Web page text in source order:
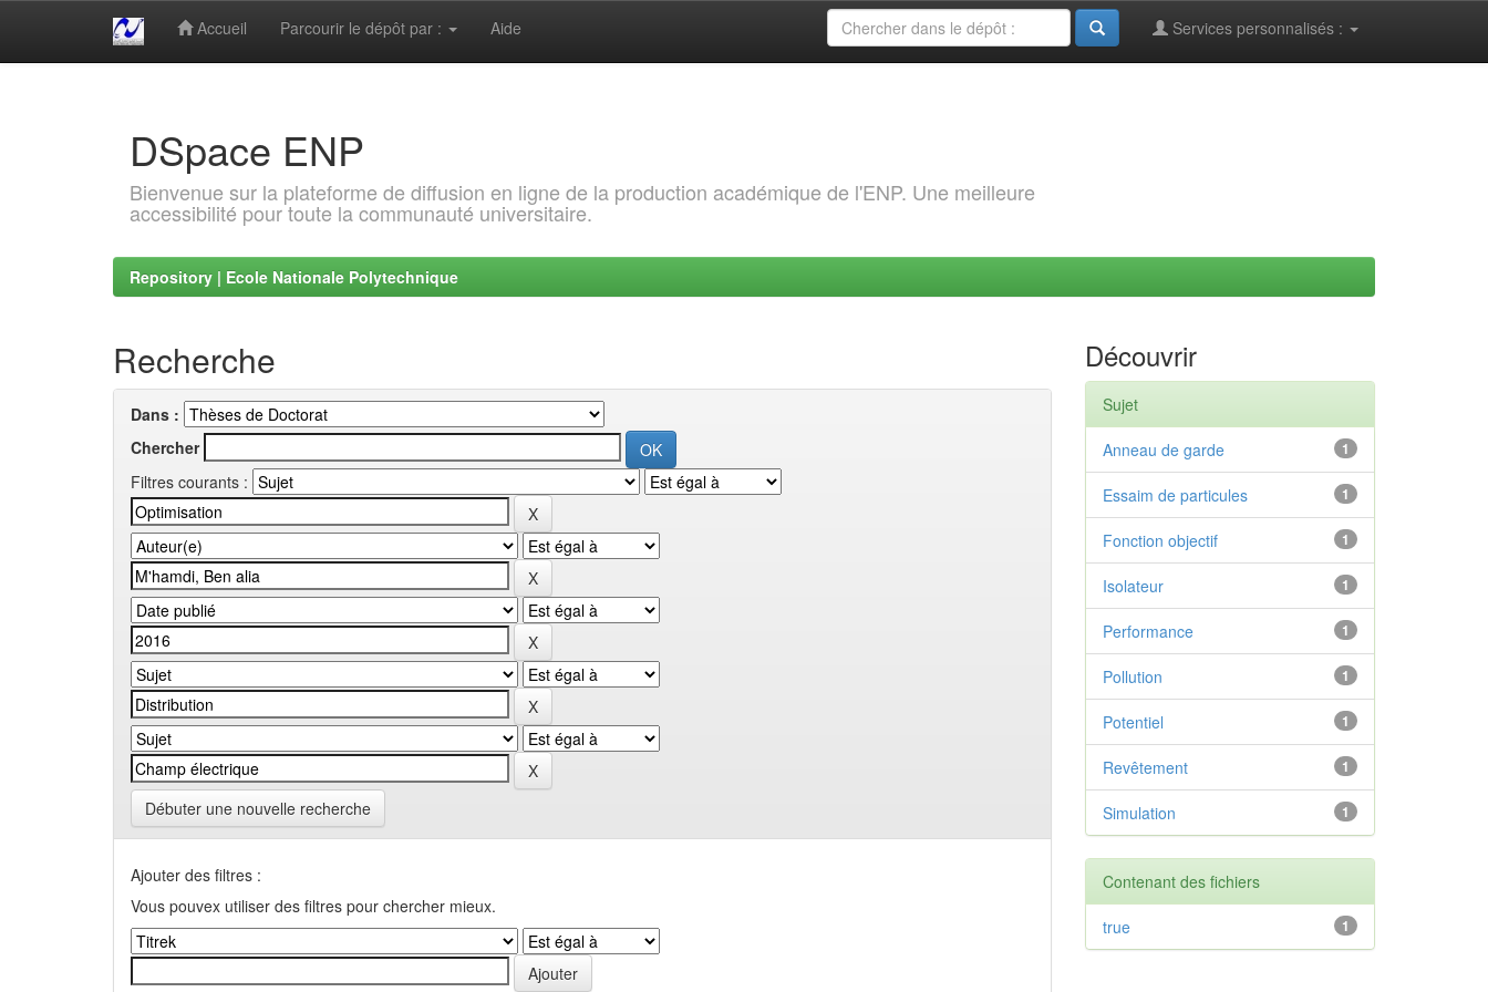
Accueil Parcourir le dépôt par : Aide Services personnalisés :
DSpace ENP
Bienvenue sur la plateforme de diffusion en ligne de la production académique de l'ENP. Une meilleure
accessibilité pour toute la communauté universitaire.
Repository | Ecole Nationale Polytechnique
Recherche
Dans :
Chercher
Filtres courants :
Débuter une nouvelle recherche
Ajouter des filtres :
Vous pouvex utiliser des filtres pour chercher mieux.
Découvrir
Sujet
1
Anneau de garde
1
Essaim de particules
1
Fonction objectif
1
Isolateur
1
Performance
1
Pollution
1
Potentiel
1
Revêtement
1
Simulation
Contenant des fichiers
1
true